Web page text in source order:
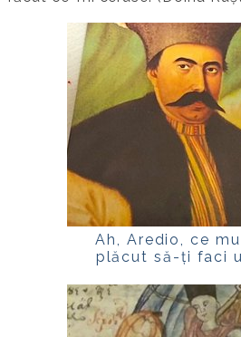
Ah, Aredio, ce
plăcut să-ți faci